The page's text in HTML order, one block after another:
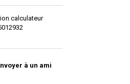
calculateur
à un ami